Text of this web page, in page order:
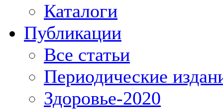
Каталоги
Публикации
Все статьи
Периодические
Здоровье-2020